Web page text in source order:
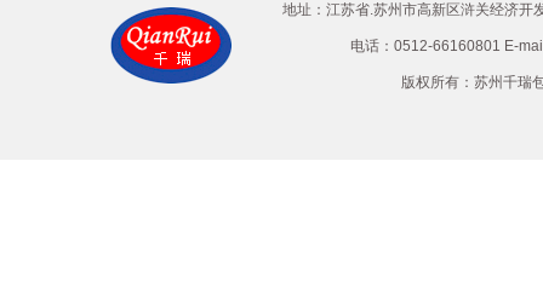
地址：江苏省.苏州市高新区浒关经济
电话：0512-66160801 E-
版权所有：苏州千瑞